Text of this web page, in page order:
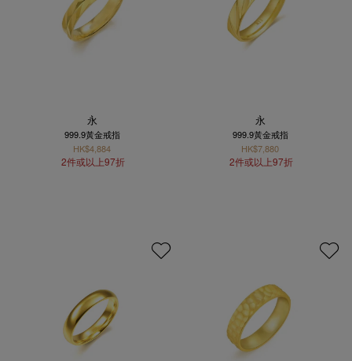
永
999.9黃金戒指
HK$4,884
2件或以上97折
永
999.9黃金戒指
HK$7,880
2件或以上97折